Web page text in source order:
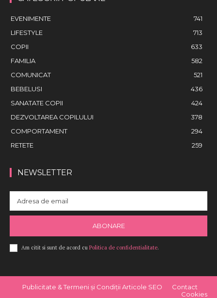
EVENIMENTE
741
LIFESTYLE
713
COPII
633
FAMILIA
582
COMUNICAT
521
BEBELUSI
436
SANATATE COPII
424
DEZVOLTAREA COPILULUI
378
COMPORTAMENT
294
RETETE
259
NEWSLETTER
ABONARE
Am citit si sunt de acord cu Politica de confidentialitate.
Publicitate & Termeni și Condiții Articole SEO
Contact
Cookies